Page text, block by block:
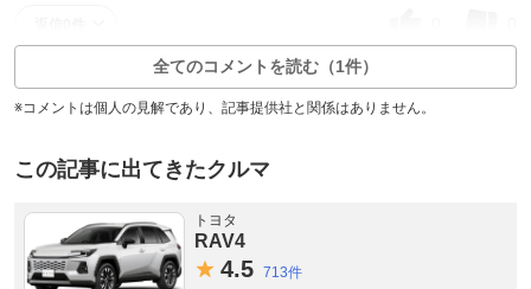
全てのコメントを読む（1件）
※コメントは個人の見解であり、記事提供社と関係はありません。
この記事に出てきたクルマ
トヨタ
RAV4
4.5 713件